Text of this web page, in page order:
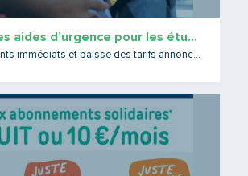
De nouvelles aides d’urgence pour les étudiants
Remboursements immédiats et baisse des tarifs annoncée